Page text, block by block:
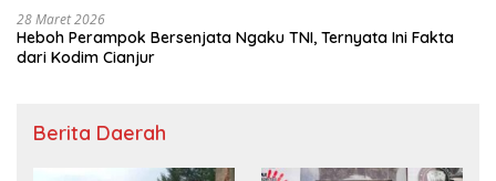
28 Maret 2026
Heboh Perampok Bersenjata Ngaku TNI, Ternyata Ini Fakta
dari Kodim Cianjur
Berita Daerah